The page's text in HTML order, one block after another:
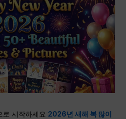
시작하세요 2026년 새해 복 많이